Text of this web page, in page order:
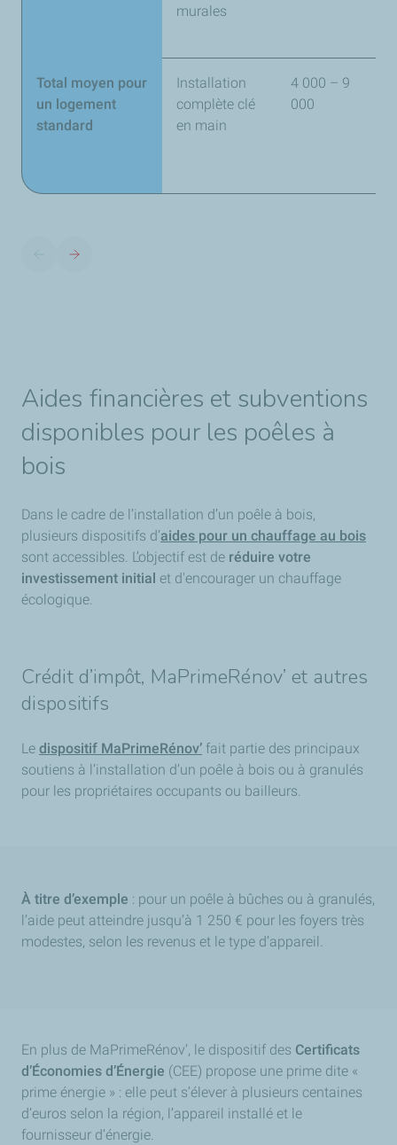
murales
Total moyen pour
un logement
standard
Installation
complète clé
en main
4 000 – 9
000
Aides financières et subventions
disponibles pour les poêles à
bois
Dans le cadre de l’installation d’un poêle à bois,
plusieurs dispositifs d’aides pour un chauffage au bois
sont accessibles. L’objectif est de réduire votre
investissement initial et d'encourager un chauffage
écologique.
Crédit d’impôt, MaPrimeRénov’ et autres
dispositifs
Le dispositif MaPrimeRénov’ fait partie des principaux
soutiens à l’installation d’un poêle à bois ou à granulés
pour les propriétaires occupants ou bailleurs.
À titre d’exemple : pour un poêle à bûches ou à granulés,
l’aide peut atteindre jusqu’à 1 250 € pour les foyers très
modestes, selon les revenus et le type d’appareil.
En plus de MaPrimeRénov’, le dispositif des Certificats
d’Économies d’Énergie (CEE) propose une prime dite «
prime énergie » : elle peut s’élever à plusieurs centaines
d’euros selon la région, l’appareil installé et le
fournisseur d’énergie.